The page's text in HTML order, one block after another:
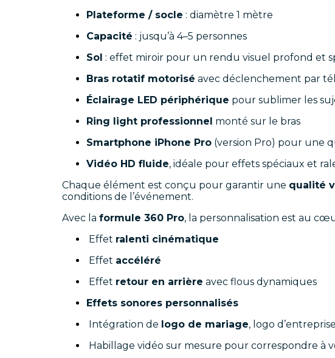
Plateforme / socle : diamètre 1 mètre
Capacité : jusqu’à 4–5 personnes
Sol : effet miroir pour un rendu visuel profond et
Bras rotatif motorisé avec déclenchement par
Éclairage LED périphérique pour sublimer les
Ring light professionnel monté sur le bras
Smartphone iPhone Pro (version Pro) pour une
Vidéo HD fluide, idéale pour effets spéciaux et
Chaque élément est conçu pour garantir une qualité
conditions de l’événement.
Avec la formule 360 Pro, la personnalisation est au
Effet ralenti cinématique
Effet accéléré
Effet retour en arrière avec flous dynamiques
Effets sonores personnalisés
Intégration de logo de mariage, logo
Habillage vidéo sur mesure pour correspondre à